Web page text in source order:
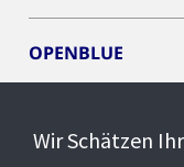
OPENBLUE
Wir Schätzen